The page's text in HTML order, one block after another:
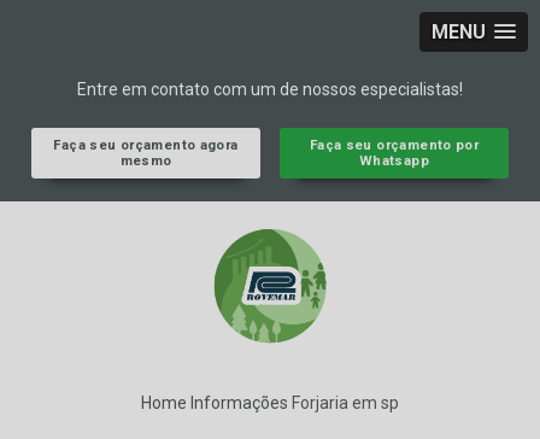
MENU
Entre em contato com um de nossos especialistas!
Faça seu orçamento agora
mesmo
Faça seu orçamento por
Whatsapp
Home Informações Forjaria em sp